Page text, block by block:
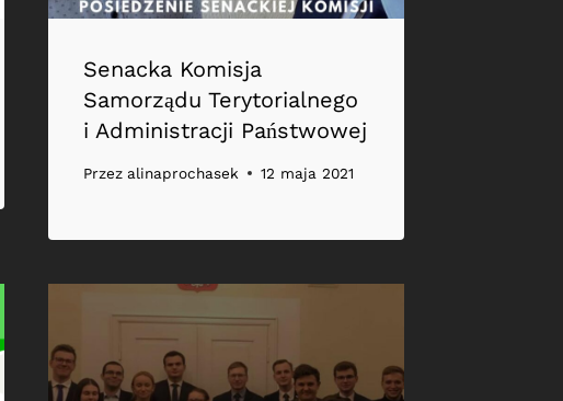
Senacka Komisja
Samorządu Terytorialnego
i Administracji Państwowej
Przez alinaprochasek 12 maja 2021